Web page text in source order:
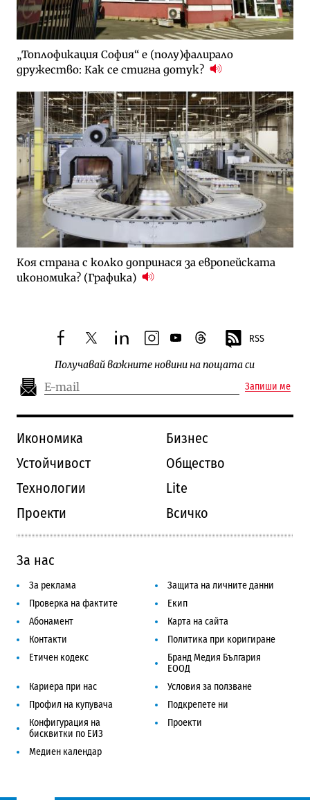
„Топлофикация София“ e (полу)фалирало
дружество: Как се стигна дотук?
Коя страна с колко допринася за европейската
икономика? (Графика)
facebooktwitterlinkedininstagram
youtubethreads RSS
Получавай важните новини на пощата си
Запиши ме
Икономика
Бизнес
Устойчивост
Общество
Технологии
Lite
Проекти
Всичко
За нас
За реклама
Защита на личните данни
Проверка на фактите
Екип
Абонамент
Карта на сайта
Контакти
Политика при коригиране
Етичен кодекс
Бранд Медия България
ЕООД
Кариера при нас
Условия за ползване
Профил на купувача
Подкрепете ни
Конфигурация на
бисквитки по ЕИЗ
Проекти
Медиен календар